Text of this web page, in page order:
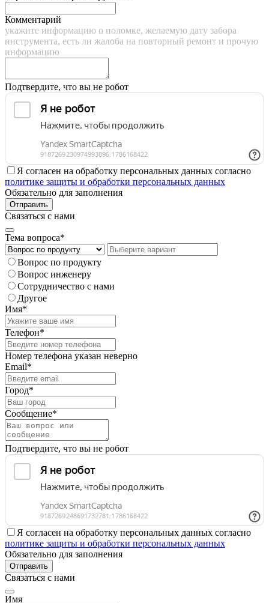
Комментарий
укажите информацию о поломке, желаемую дату забора
инструмента, есть ли жалоба на повторный ремонт и прочую
информацию
Подтвердите, что вы не робот
Я согласен на обработку персональных данных согласно
политике защиты и обработки персональных данных
Обязательно для заполнения
Отправить
Связаться с нами
Тема вопроса*
Вопрос по продукту
Вопрос инженеру
Сотрудничество с нами
Другое
Имя*
Телефон*
Номер телефона указан неверно
Email*
Город*
Сообщение*
Подтвердите, что вы не робот
Я согласен на обработку персональных данных согласно
политике защиты и обработки персональных данных
Обязательно для заполнения
Отправить
Связаться с нами
Имя